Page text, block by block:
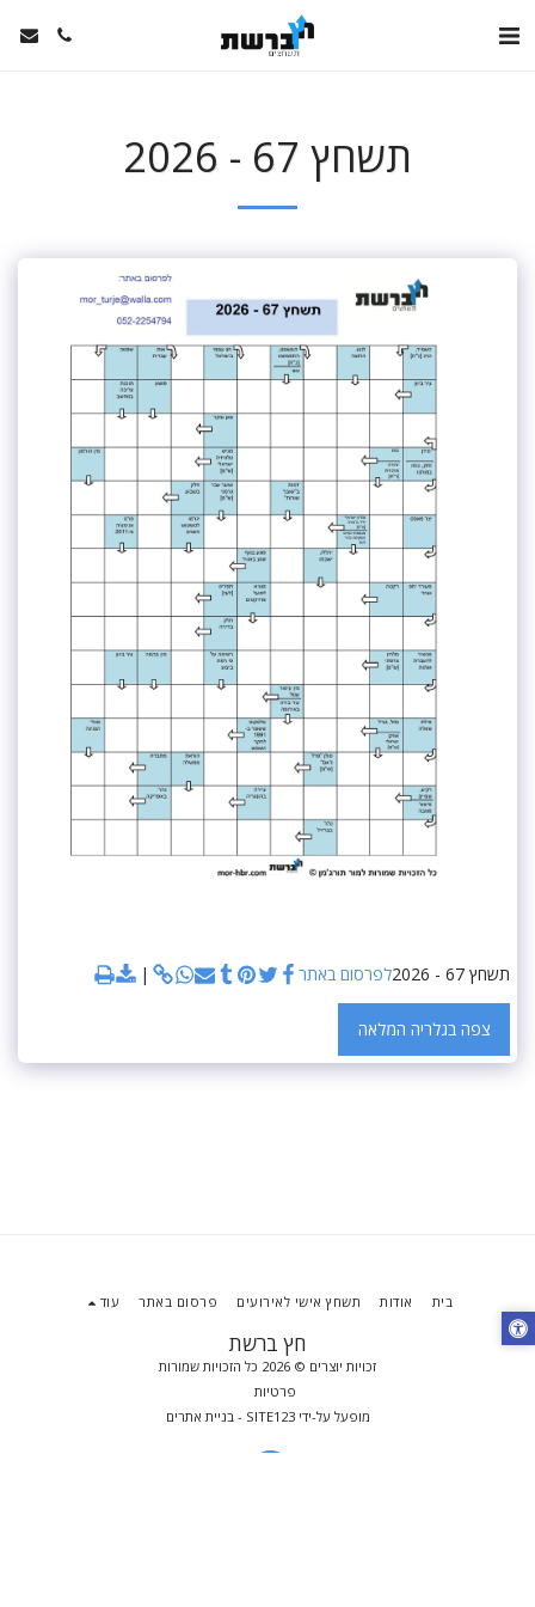
תשחץ 67 - 2026
תשחץ 67 - 2026 לפרסום באתר
צפה בגלריה המלאה
חץ ברשת
זכויות יוצרים © 2026 כל הזכויות שמורות
פרטיות
מופעל על-ידיSITE123
- בניית אתרים
בית אודות תשחץ אישי לאירועים פרסום באתר עוד